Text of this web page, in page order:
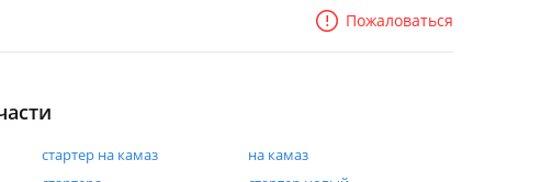
Пожаловаться
стартер на камаз
на камаз